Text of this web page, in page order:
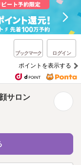
ブックマーク ログイン
ポイントを表示する
サロン